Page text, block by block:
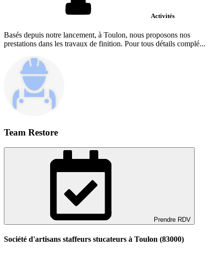
Activités
Basés depuis notre lancement, à Toulon, nous proposons nos
prestations dans les travaux de finition. Pour tous détails complé...
Team Restore
Prendre RDV
Société d'artisans staffeurs stucateurs à Toulon (83000)